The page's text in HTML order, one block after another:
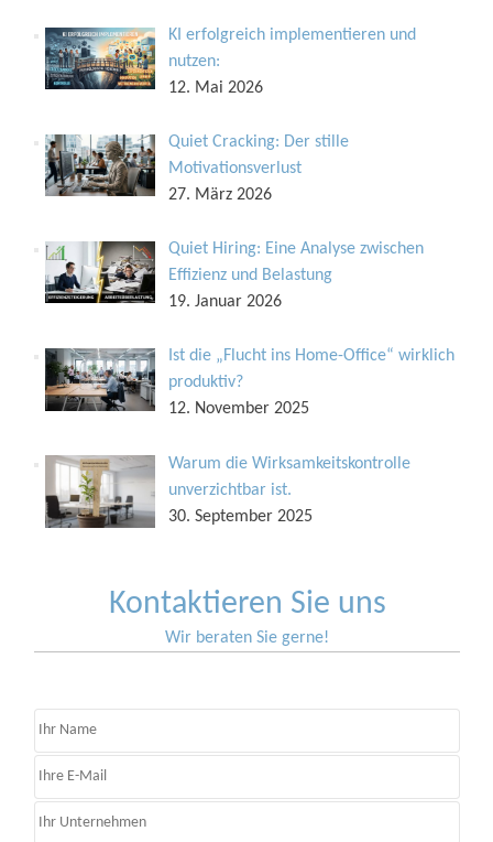
KI erfolgreich implementieren und
nutzen:
12. Mai 2026
Quiet Cracking: Der stille
Motivationsverlust
27. März 2026
Quiet Hiring: Eine Analyse zwischen
Effizienz und Belastung
19. Januar 2026
Ist die „Flucht ins Home-Office“ wirklich
produktiv?
12. November 2025
Warum die Wirksamkeitskontrolle
unverzichtbar ist.
30. September 2025
Kontaktieren Sie uns
Wir beraten Sie gerne!